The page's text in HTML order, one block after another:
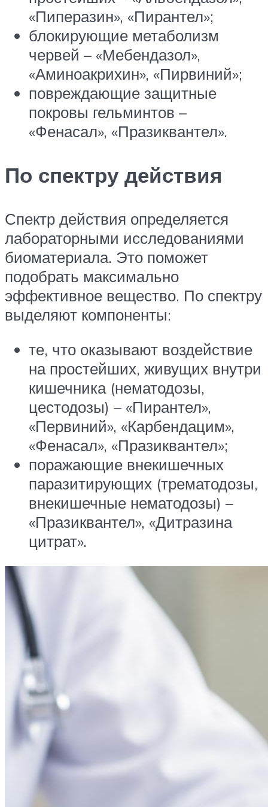
«Пиперазин», «Пирантел»;
блокирующие метаболизм
червей – «Мебендазол»,
«Аминоакрихин», «Пирвиний»;
повреждающие защитные
покровы гельминтов –
«Фенасал», «Празиквантел».
По спектру действия
Спектр действия определяется
лабораторными исследованиями
биоматериала. Это поможет
подобрать максимально
эффективное вещество. По спектру
выделяют компоненты:
те, что оказывают воздействие
на простейших, живущих внутри
кишечника (нематодозы,
цестодозы) – «Пирантел»,
«Первиний», «Карбендацим»,
«Фенасал», «Празиквантел»;
поражающие внекишечных
паразитирующих (трематодозы,
внекишечные нематодозы) –
«Празиквантел», «Дитразина
цитрат».